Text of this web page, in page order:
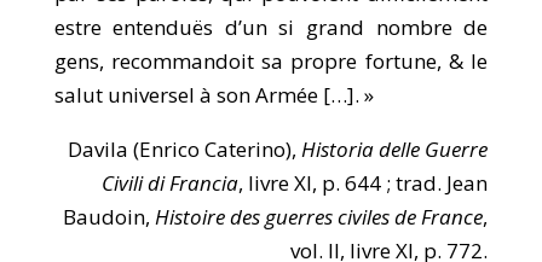
estre entenduës d’un si grand nombre de
gens, recommandoit sa propre fortune, & le
salut universel à son Armée […]. »
Davila (Enrico Caterino),Historia delle Guerre
Civili di Francia, livre XI, p. 644 ; trad. Jean
Baudoin,Histoire des guerres civiles de France,
vol. II, livre XI, p. 772.